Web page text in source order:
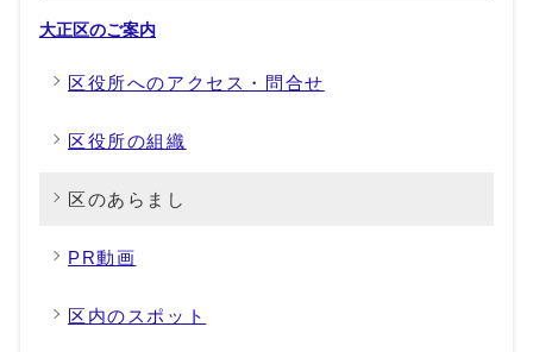
大正区のご案内
区役所へのアクセス・問合せ
区役所の組織
区のあらまし
PR動画
区内のスポット